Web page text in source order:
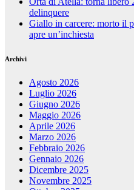
delinquere
Giallo in carcere: morto il
apre un’inchiesta
Archivi
Agosto 2026
Luglio 2026
Giugno 2026
Maggio 2026
Aprile 2026
Marzo 2026
Febbraio 2026
Gennaio 2026
Dicembre 2025
Novembre 2025